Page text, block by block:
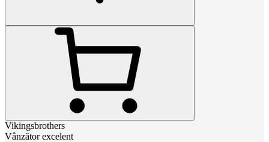
Vikingsbrothers
Vânzător excelent